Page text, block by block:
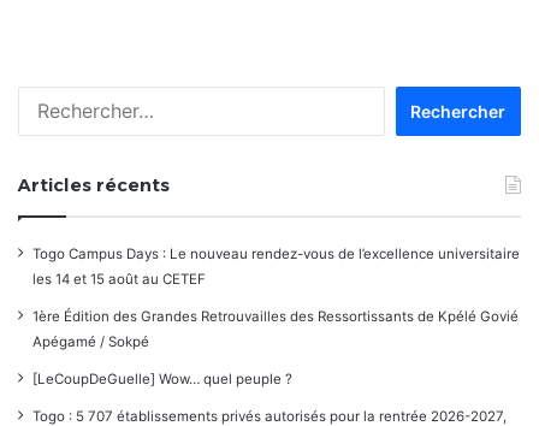
Articles récents
Togo Campus Days : Le nouveau rendez-vous de l’excellence universitaire
les 14 et 15 août au CETEF
1ère Édition des Grandes Retrouvailles des Ressortissants de Kpélé Govié
Apégamé / Sokpé
[LeCoupDeGuelle] Wow… quel peuple ?
Togo : 5 707 établissements privés autorisés pour la rentrée 2026-2027,